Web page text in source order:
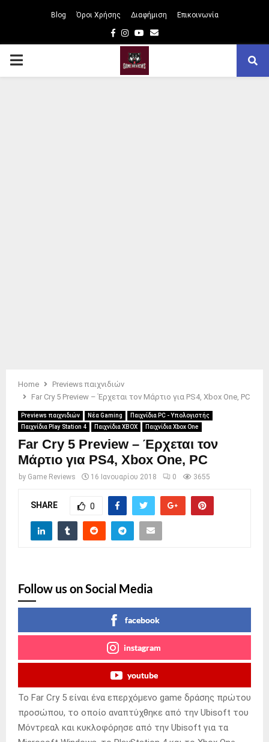
Blog Όροι Χρήσης Διαφήμιση Επικοινωνία
Facebook
Instagram
Youtube
Email
PRIMARY
Home
Previews παιχνιδιών
Far Cry 5 Preview – Έρχεται τον Μάρτιο για PS4, Xbox One, PC
Previews παιχνιδιών Νέα Gaming
Παιχνίδια PC - Υπολογιστής
Παιχνίδια Play Station 4
Παιχνίδια XBOX Παιχνίδια Xbox One
Far Cry 5 Preview – Έρχεται τον
Μάρτιο για PS4, Xbox One, PC
by Game Reviews 16 Ιανουαρίου 2018 0 3655
SHARE 0
Follow us on Social Media
facebook
instagram
youtube
Το Far Cry 5 είναι ένα επερχόμενο game δράσης πρώτου
προσώπου, το οποίο αναπτύχθηκε από την Ubisoft του
Μόντρεαλ και κυκλοφόρησε από την Ubisoft για τα